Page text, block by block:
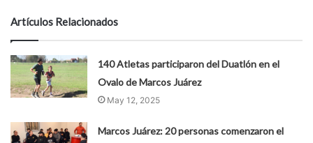
Artículos Relacionados
140 Atletas participaron del Duatlón en el
Ovalo de Marcos Juárez
May 12, 2025
Marcos Juárez: 20 personas comenzaron el